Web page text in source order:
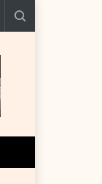
Necef İmamı'ndan